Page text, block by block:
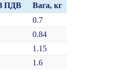
ПДВ
Вага, кг
0.7
0.84
1.15
1.6